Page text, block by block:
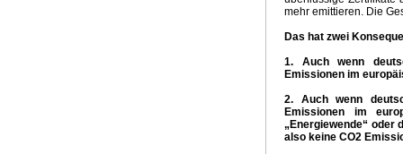
mehr emittieren. Die
Das hat zwei
1. Auch wenn
Emissionen im
2. Auch wenn
Emissionen im
„Energiewende“ oder
also keine CO2